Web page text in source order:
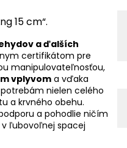
15 cm“.
a ďalších
certifikátom pre
manipulovateľnosťou,
vplyvom a vďaka
nielen celého
a krvného obehu.
a pohodlie ničím
ľubovoľnej spacej